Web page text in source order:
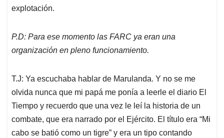
explotación.
P.D: Para ese momento las FARC ya eran una
organización en pleno funcionamiento.
T.J: Ya escuchaba hablar de Marulanda. Y no se me
olvida nunca que mi papá me ponía a leerle el diario El
Tiempo y recuerdo que una vez le leí la historia de un
combate, que era narrado por el Ejército. El título era “Mi
cabo se batió como un tigre” y era un tipo contando